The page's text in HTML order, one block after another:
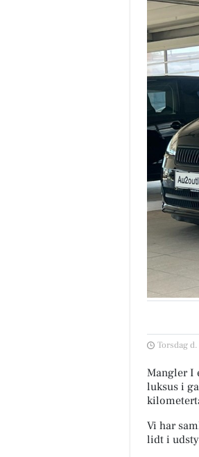
Torsdag
Mangler I
luksus i
Vi har
lidt i